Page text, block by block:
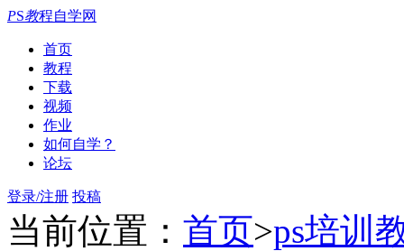
PS教程自学网
首页
教程
下载
视频
作业
如何自学？
论坛
登录/注册 投稿
当前位置： 首页>ps培训